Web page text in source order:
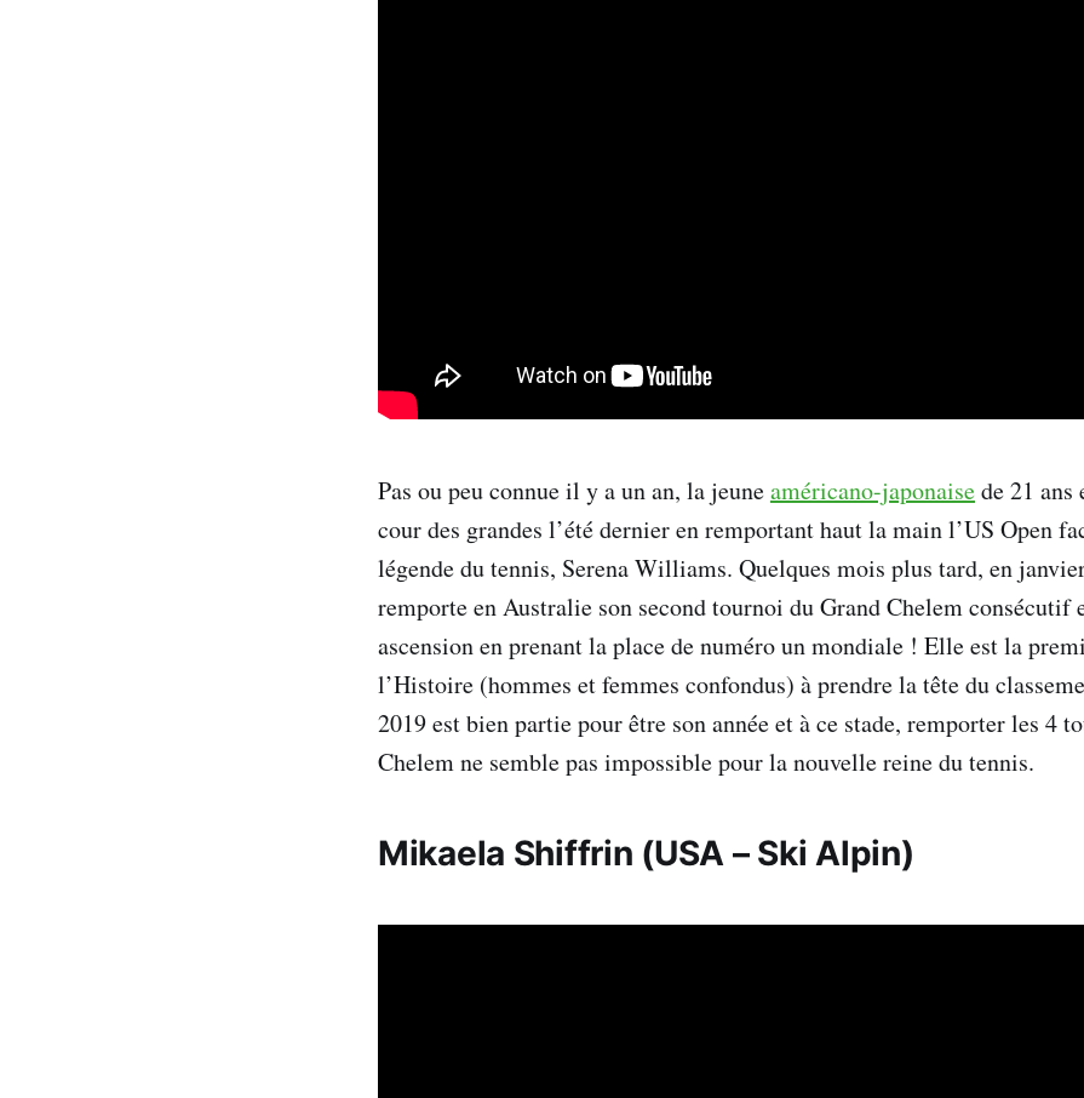
Pas ou peu connue il y a un an, la jeuneaméricano-japonaisede 21 ans
cour des grandes l’été dernier en remportant haut la main l’US Open
légende du tennis, Serena Williams. Quelques mois plus tard, en
remporte en Australie son second tournoi du Grand Chelem consécutif
ascension en prenant la place de numéro un mondiale ! Elle est la
l’Histoire (hommes et femmes confondus) à prendre la tête du
2019 est bien partie pour être son année et à ce stade, remporter les 4
Chelem ne semble pas impossible pour la nouvelle reine du tennis.
Mikaela Shiffrin (USA – Ski Alpin)